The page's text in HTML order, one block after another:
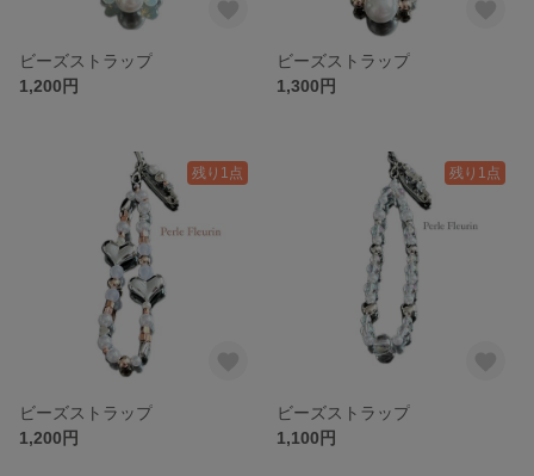
ビーズストラップ
1,200円
ビーズストラップ
1,300円
残り1点
ビーズストラップ
1,200円
残り1点
ビーズストラップ
1,100円